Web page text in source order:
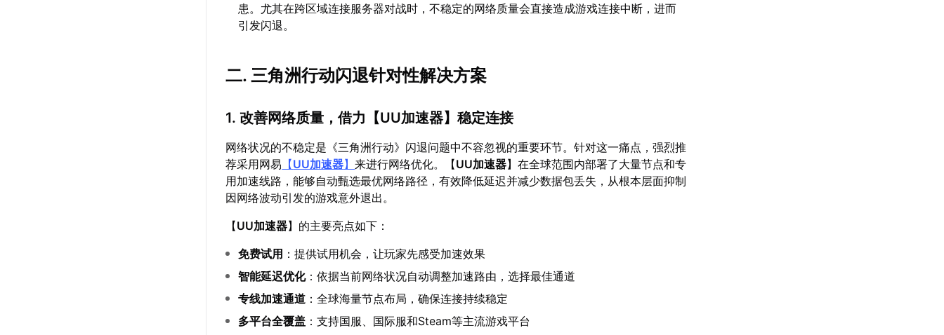
患。尤其在跨区域连接服务器对战时，不稳定的网络质量会直接造成游戏连接中断，进而
引发闪退。
二. 三角洲行动闪退针对性解决方案
1. 改善网络质量，借力【UU加速器】稳定连接
网络状况的不稳定是《三角洲行动》闪退问题中不容忽视的重要环节。针对这一痛点，强烈推
荐采用网易 【UU加速器】来进行网络优化。【UU加速器】在全球范围内部署了大量节点和专
用加速线路，能够自动甄选最优网络路径，有效降低延迟并减少数据包丢失，从根本层面抑制
因网络波动引发的游戏意外退出。
【UU加速器】的主要亮点如下：
免费试用 ：提供试用机会，让玩家先感受加速效果
智能延迟优化：依据当前网络状况自动调整加速路由，选择最佳通道
专线加速通道 ：全球海量节点布局，确保连接持续稳定
多平台全覆盖 ：支持国服、国际服和Steam等主流游戏平台